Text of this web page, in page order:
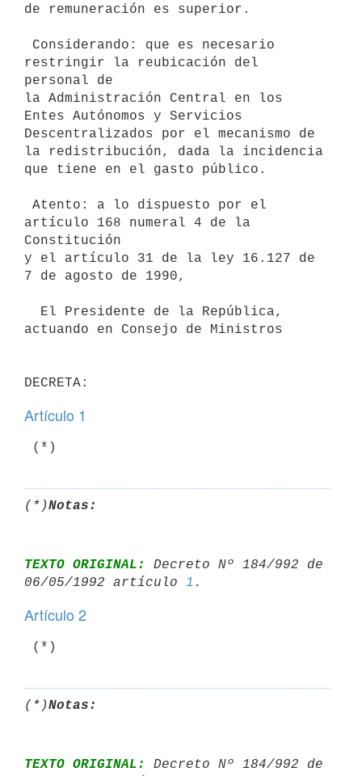
de remuneración es superior.
restringir la reubicación del
personal de
la Administración Central en los
Entes Autónomos y Servicios
Descentralizados por el mecanismo de
la redistribución, dada la incidencia
que tiene en el gasto público.
artículo 168 numeral 4 de la
Constitución
y el artículo 31 de la ley 16.127 de
7 de agosto de 1990,
actuando en Consejo de Ministros
Artículo 1
(*)Notas:
TEXTO ORIGINAL:
Decreto Nº 184/992 de
06/05/1992 artículo 1
Artículo 2
(*)Notas:
TEXTO ORIGINAL:
Decreto Nº 184/992 de